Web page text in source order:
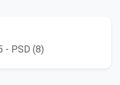
- PSD (8)